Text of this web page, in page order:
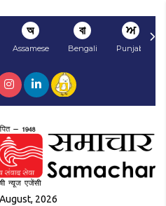
অ
Assamese
বা
Bengali
ਅ
Punjabi
2026